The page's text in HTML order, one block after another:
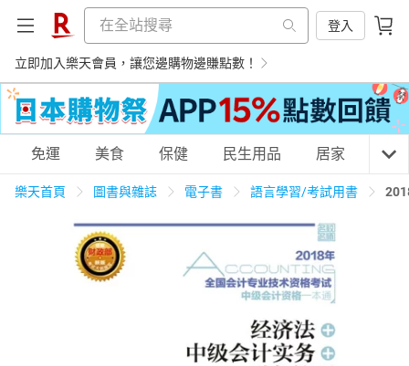
登入
立即加入樂天會員，讓您邊購物邊賺點數！
購物網分類
天天免運 民生用品
運動休閒 親子玩具
免運 美食 保健 民生用品 居家 3C
樂天首頁 圖書與雜誌 電子書 語言學習/考試用書